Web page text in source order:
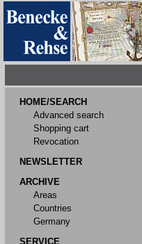
HOME/SEARCH
Advanced search
Shopping cart
Revocation
NEWSLETTER
ARCHIVE
Areas
Countries
Germany
SERVICE